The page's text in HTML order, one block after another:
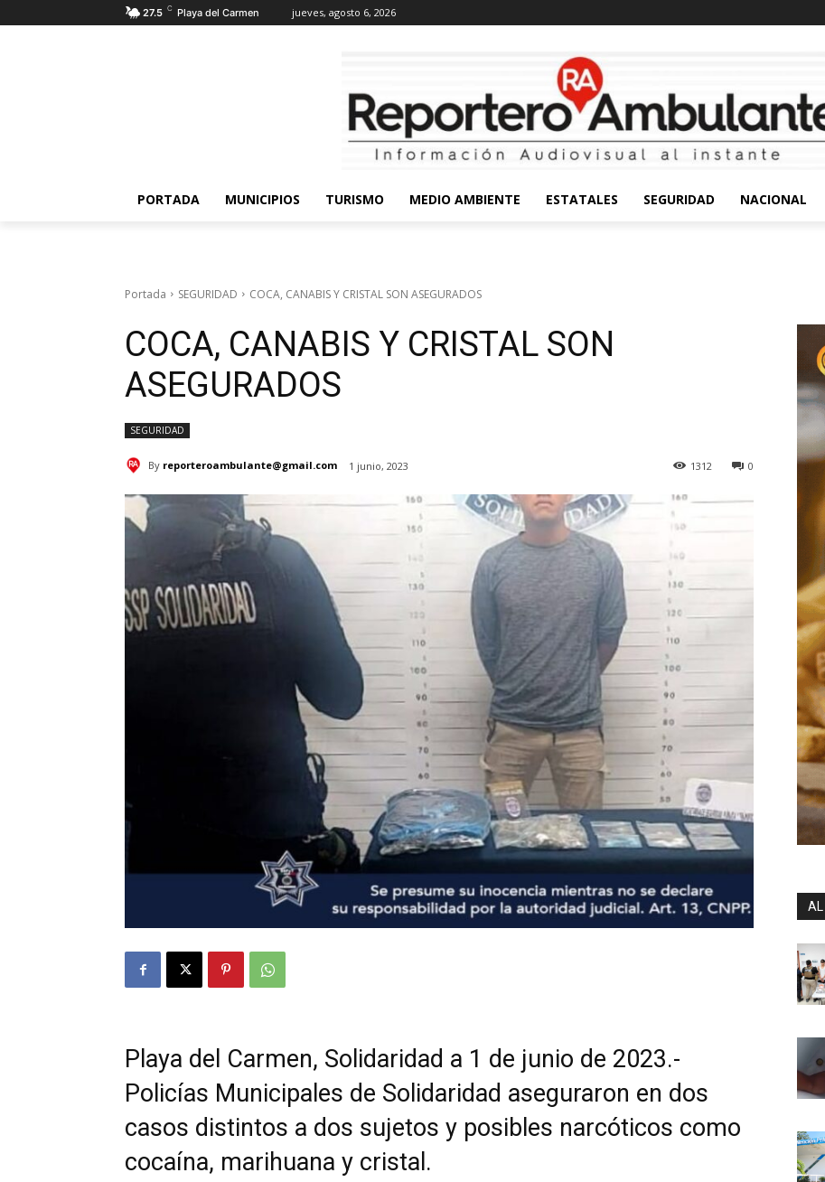
27.5 C Playa del Carmen jueves, agosto 6, 2026
PORTADA MUNICIPIOS TURISMO MEDIO AMBIENTE ESTATALES SEGURIDAD NACIONAL
Portada SEGURIDAD COCA, CANABIS Y CRISTAL SON ASEGURADOS
COCA, CANABIS Y CRISTAL SON
ASEGURADOS
SEGURIDAD
By reporteroambulante@gmail.com 1 junio, 2023 0
1312
Playa del Carmen, Solidaridad a 1 de junio de 2023.-
Policías Municipales de Solidaridad aseguraron en dos
casos distintos a dos sujetos y posibles narcóticos como
cocaína, marihuana y cristal.
AL